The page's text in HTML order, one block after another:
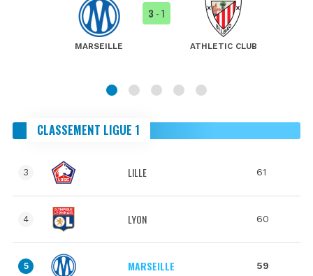
MARSEILLE
3 - 1
ATHLETIC CLUB
CLASSEMENT LIGUE 1
3 LILLE 61
4 LYON 60
5 MARSEILLE 59